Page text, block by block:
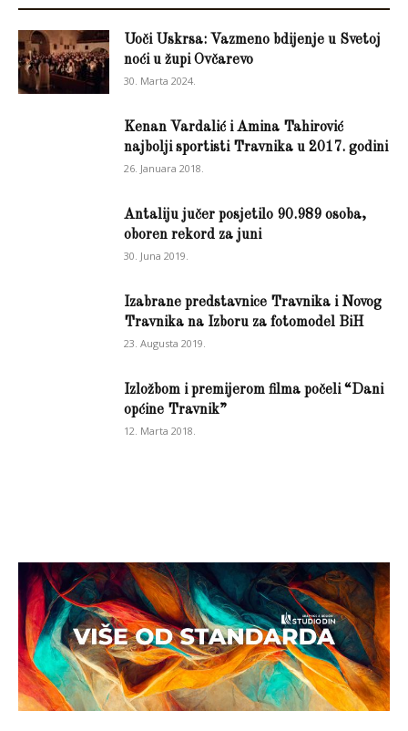
Uoči Uskrsa: Vazmeno bdijenje u Svetoj
noći u župi Ovčarevo
30. Marta 2024.
Kenan Vardalić i Amina Tahirović
najbolji sportisti Travnika u 2017. godini
26. Januara 2018.
Antaliju jučer posjetilo 90.989 osoba,
oboren rekord za juni
30. Juna 2019.
Izabrane predstavnice Travnika i Novog
Travnika na Izboru za fotomodel BiH
23. Augusta 2019.
Izložbom i premijerom filma počeli “Dani
općine Travnik”
12. Marta 2018.